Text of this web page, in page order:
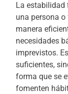
La estabilidad
una persona
manera
necesidades
imprevistos.
suficientes,
forma que se
fomenten